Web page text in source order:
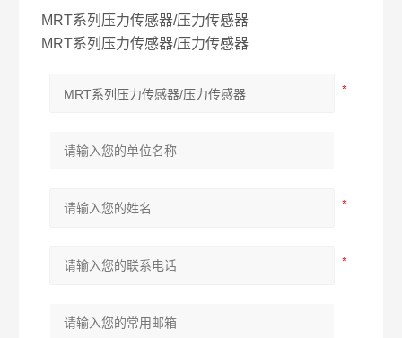
MRT系列压力传感器/压力传感器
MRT系列压力传感器/压力传感器